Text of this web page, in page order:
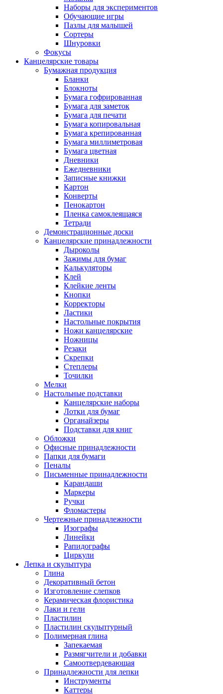
Наборы для экспериментов
Обучающие игры
Пазлы для малышей
Сортеры
Шнуровки
Фокусы
Канцелярские товары
Бумажная продукция
Бланки
Блокноты
Бумага гофрированная
Бумага для заметок
Бумага для печати
Бумага копировальная
Бумага крепированная
Бумага миллиметровая
Бумага цветная
Дневники
Ежедневники
Записные книжки
Картон
Конверты
Пенокартон
Пленка самоклеящаяся
Тетради
Демонстрационные доски
Канцелярские принадлежности
Дыроколы
Зажимы для бумаг
Калькуляторы
Клей
Клейкие ленты
Кнопки
Корректоры
Ластики
Настольные покрытия
Ножи канцелярские
Ножницы
Резаки
Скрепки
Степлеры
Точилки
Мелки
Настольные подставки
Канцелярские наборы
Лотки для бумаг
Органайзеры
Подставки для книг
Обложки
Офисные принадлежности
Папки для бумаги
Пеналы
Письменные принадлежности
Карандаши
Маркеры
Ручки
Фломастеры
Чертежные принадлежности
Изографы
Линейки
Рапидографы
Циркули
Лепка и скульптура
Глина
Декоративный бетон
Изготовление слепков
Керамическая флористика
Лаки и гели
Пластилин
Пластилин скульптурный
Полимерная глина
Запекаемая
Размягчители и добавки
Самоотвердевающая
Принадлежности для лепки
Инструменты
Каттеры